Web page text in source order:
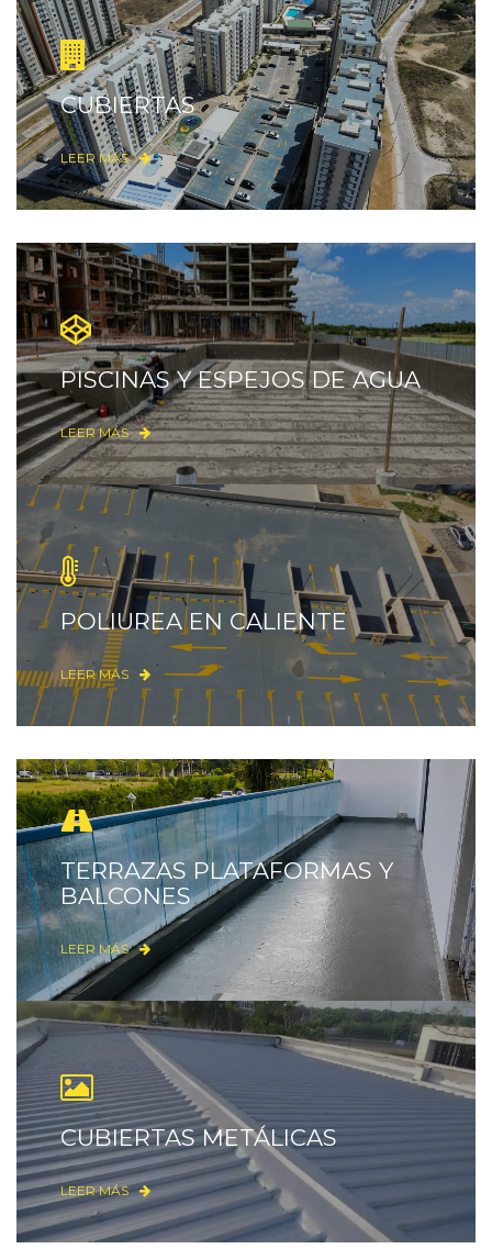
CUBIERTAS
LEER MÁS
PISCINAS Y ESPEJOS DE AGUA
LEER MÁS
POLIUREA EN CALIENTE
LEER MÁS
TERRAZAS PLATAFORMAS Y
BALCONES
LEER MÁS
CUBIERTAS METÁLICAS
LEER MÁS